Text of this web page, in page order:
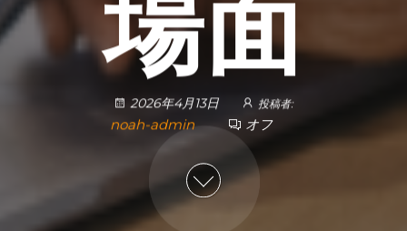
場面
2026年4月13日 投稿者:
noah-admin オフ